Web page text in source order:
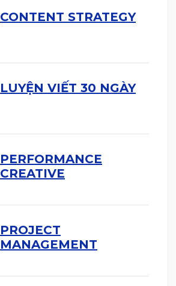
CONTENT STRATEGY
LUYỆN VIẾT 30 NGÀY
PERFORMANCE
CREATIVE
PROJECT
MANAGEMENT